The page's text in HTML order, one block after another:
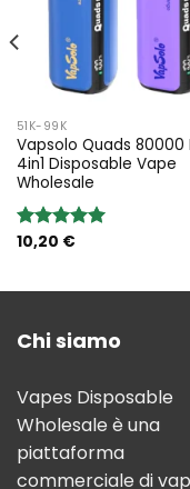
51K-99K
Vapsolo Quads 80000
4in1 Disposable Vape
Wholesale
Rated5.00
10,20 €
Chi siamo
Vapes Disposable
Wholesale è una
piattaforma
commerciale di